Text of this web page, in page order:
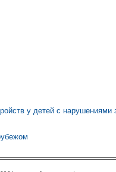
у детей с нарушениями